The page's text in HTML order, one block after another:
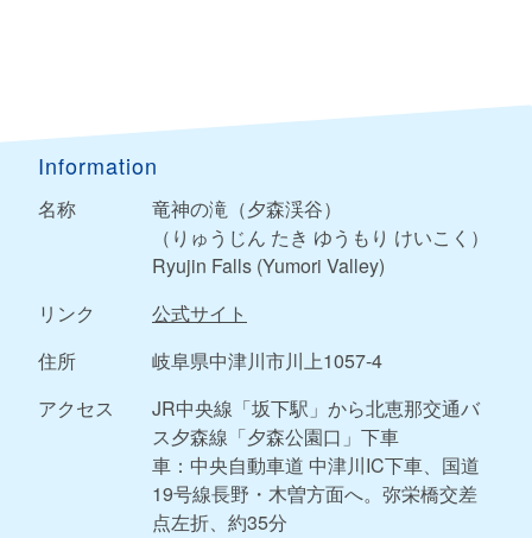
Information
名称
竜神の滝（夕森渓谷）
（りゅうじん たき ゆうもり けいこく）
Ryujin Falls (Yumori Valley)
リンク
公式サイト
住所
岐阜県中津川市川上1057-4
アクセス
JR中央線「坂下駅」から北恵那交通バ
ス夕森線「夕森公園口」下車
車：中央自動車道 中津川IC下車、国道
19号線長野・木曽方面へ。弥栄橋交差
点左折、約35分